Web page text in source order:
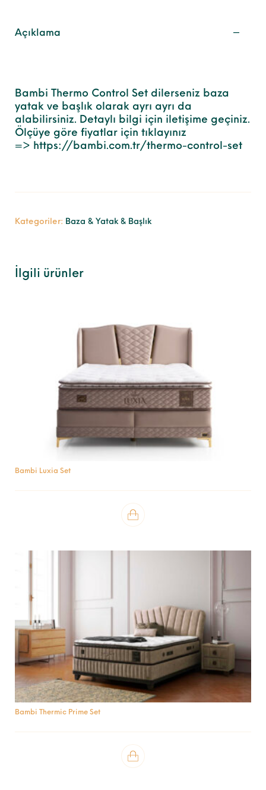
Açıklama
Bambi Thermo Control Set dilerseniz baza
yatak ve başlık olarak ayrı ayrı da
alabilirsiniz. Detaylı bilgi için iletişime geçiniz.
Ölçüye göre fiyatlar için tıklayınız
=> https://bambi.com.tr/thermo-control-set
Kategoriler: Baza & Yatak & Başlık
İlgili ürünler
Bambi Luxia Set
Bambi Thermic Prime Set